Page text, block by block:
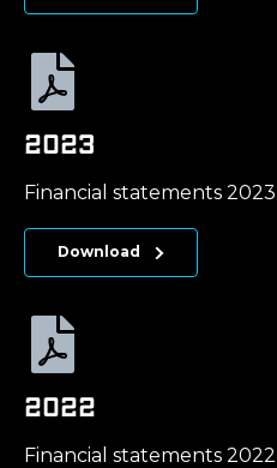
2023
Financial statements 2023
Download
2022
Financial statements 2022